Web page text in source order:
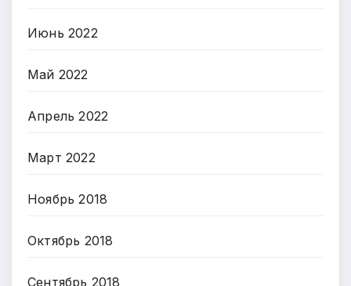
Июнь 2022
Май 2022
Апрель 2022
Март 2022
Ноябрь 2018
Октябрь 2018
Сентябрь 2018